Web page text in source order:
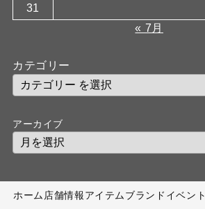
31
« 7月
カテゴリー
アーカイブ
ホーム 店舗情報アイテムブランド イベント